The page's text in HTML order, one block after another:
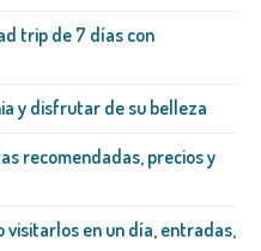
trip de 7 días con
y disfrutar de su belleza
recomendadas, precios y
visitarlos en un día, entradas,